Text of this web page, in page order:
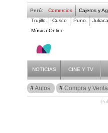
Perú: Comercios Cajeros y
Trujillo
Cusco Puno Juliaca
Música Online
Listado
NOTICIAS CINE Y TV
Autos Compra y Venta